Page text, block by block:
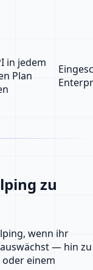
in jedem
Plan
zu
wenn ihr
— hin zu
einem